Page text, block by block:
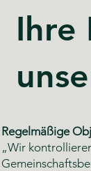
Ihre
Regelmäßige
„Wir